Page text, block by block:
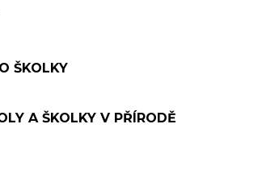
ŠKOLKY
A ŠKOLKY V PŘÍRODĚ